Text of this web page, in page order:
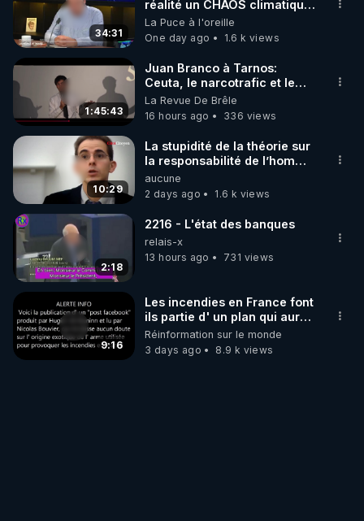
▶ 30 jours gratuit sur l’application de méditation et
de bien-être ENVOL :
Rendez-vous sur https://www.envol.app/code
le code : REGENERE
34:31
réalité un CHAOS climatique,
on répond
La Puce à l'oreille
One day ago
1.6 k views
1:45:43
Juan Branco à Tarnos:
Ceuta, le narcotrafic et le
pouvoir en France
La Revue De Brêle
16 hours ago
336 views
10:29
La stupidité de la théorie sur
la responsabilité de l’homme
concernant le dioxyde de
carbone.
aucune
2 days ago
1.6 k views
2:18
2216 - L'état des banques
relais-x
13 hours ago
731 views
9:16
Les incendies en France font
ils partie d' un plan qui aurait
débuté le 11 septembre 2001
?
Réinformation sur le monde
3 days ago
8.9 k views